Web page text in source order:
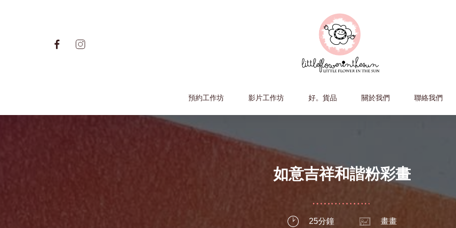
預約工作坊 影片工作坊 好。貨品 關於我們 聯絡我們
如意吉祥和諧粉彩畫
25分鐘 畫畫